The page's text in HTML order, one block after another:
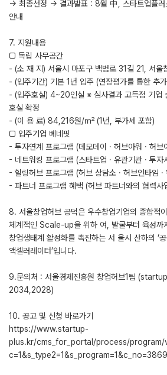
→ 최종선정 → 결과발표 : 8월 中, 스타트업플러
안내
7. 지원내용
□ 독립 사무공간
- (소 재 지) 서울시 마포구 백범로 31길 21, 서울
- (입주기간) 기본 1년 입주 (연장평가를 통한 추
- (입주호실) 4~20인실 ※ 심사결과 고득점 기업
호실 확정
- (이 용 료) 84,216원/㎡ (1년, 부가세 포함)
□ 입주기업 베네핏
- 투자연계 프로그램 (데모데이 · 허브아워 · 허브
- 네트워킹 프로그램 (스타트업 · 유관기관 · 투
- 힐링허브 프로그램 (허브 상담소 · 허브인타임 ·
- 파트너 프로그램 혜택 (허브 파트너와의 협력사
8. 서울창업허브 공덕은 우수창업기업의 종합적
체계적인 Scale-up을 위하 여, 발굴부터 육성까
창업생태계 활성화를 촉진하는 서 울시 산하의 ‘
액셀러레이터’입니다.
9.문의처 : 서울경제진흥원 창업허브1팀
2034,2028)
10. 공고 및 신청 바로가기
https://www.startup-
plus.kr/cms_for_portal/process/program/
c=1&s_type2=1&s_program=1&c_no=3869